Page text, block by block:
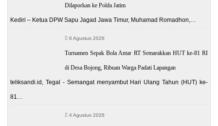
Dilaporkan ke Polda Jatim
Kediri – Ketua DPW Sapu Jagad Jawa Timur, Muhamad Romadhon,…
6 Agustus 2026
Turnamen Sepak Bola Antar RT Semarakkan HUT ke-81 RI
di Desa Bojong, Ribuan Warga Padati Lapangan
teliksandi.id, Tegal - Semangat menyambut Hari Ulang Tahun (HUT) ke-
81…
4 Agustus 2026